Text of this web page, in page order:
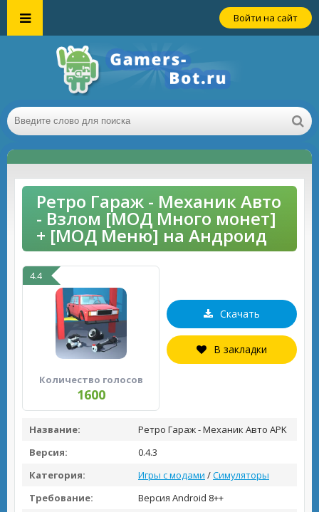
Войти на сайт
Ретро Гараж - Механик Авто
- Взлом [МОД Много монет]
+ [МОД Меню] на Андроид
4.4
Количество голосов
1600
Скачать
В закладки
Название:
Ретро Гараж - Механик Авто APK
Версия:
0.4.3
Категория:
Игры с модами /Симуляторы
Требование:
Версия Android 8++